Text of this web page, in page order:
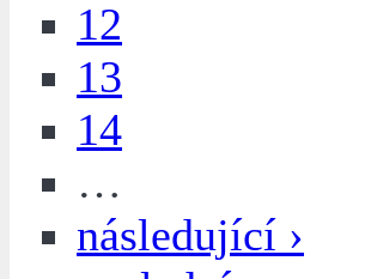
12
13
14
…
následující ›